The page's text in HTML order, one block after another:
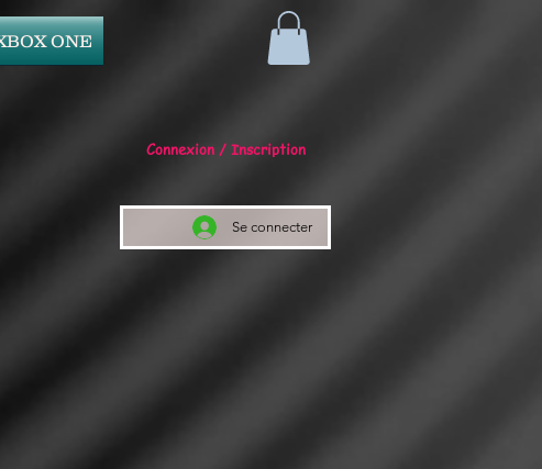
ONE
Connexion / Inscription
Se connecter